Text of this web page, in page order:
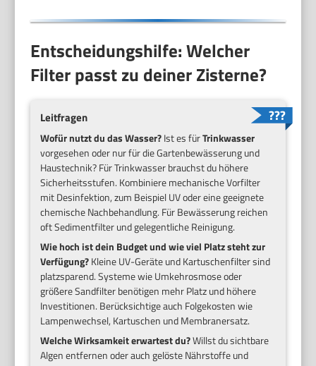
Entscheidungshilfe: Welcher
Filter passt zu deiner Zisterne?
Leitfragen
Wofür nutzt du das Wasser?Ist es fürTrinkwasser
vorgesehen oder nur für die Gartenbewässerung und
Haustechnik? Für Trinkwasser brauchst du höhere
Sicherheitsstufen. Kombiniere mechanische Vorfilter
mit Desinfektion, zum Beispiel UV oder eine geeignete
chemische Nachbehandlung. Für Bewässerung reichen
oft Sedimentfilter und gelegentliche Reinigung.
Wie hoch ist dein Budget und wie viel Platz steht zur
Verfügung?Kleine UV-Geräte und Kartuschenfilter sind
platzsparend. Systeme wie Umkehrosmose oder
größere Sandfilter benötigen mehr Platz und höhere
Investitionen. Berücksichtige auch Folgekosten wie
Lampenwechsel, Kartuschen und Membranersatz.
Welche Wirksamkeit erwartest du?Willst du sichtbare
Algen entfernen oder auch gelöste Nährstoffe und